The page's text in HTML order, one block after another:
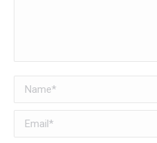
Name *
Email *